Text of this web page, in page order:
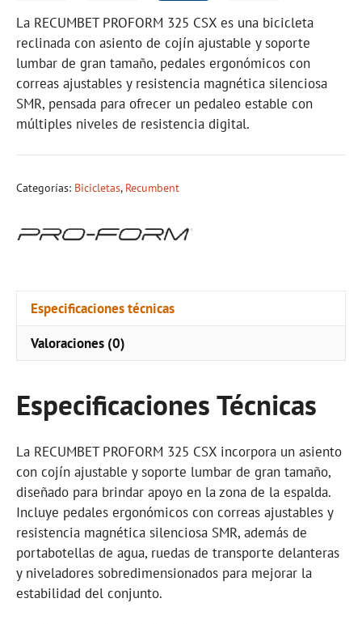
La RECUMBET PROFORM 325 CSX es una bicicleta
reclinada con asiento de cojín ajustable y soporte
lumbar de gran tamaño, pedales ergonómicos con
correas ajustables y resistencia magnética silenciosa
SMR, pensada para ofrecer un pedaleo estable con
múltiples niveles de resistencia digital.
Categorías: Bicicletas, Recumbent
Especificaciones técnicas
Valoraciones (0)
Especificaciones Técnicas
La RECUMBET PROFORM 325 CSX incorpora un asiento
con cojín ajustable y soporte lumbar de gran tamaño,
diseñado para brindar apoyo en la zona de la espalda.
Incluye pedales ergonómicos con correas ajustables y
resistencia magnética silenciosa SMR, además de
portabotellas de agua, ruedas de transporte delanteras
y niveladores sobredimensionados para mejorar la
estabilidad del conjunto.